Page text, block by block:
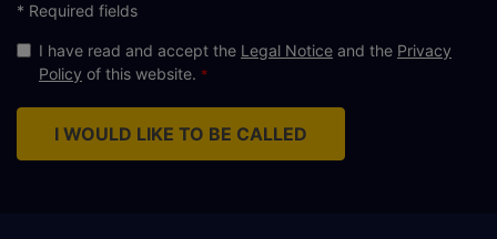
* Required fields
I have read and accept the Legal Notice and the Privacy
Policy of this website.
I WOULD LIKE TO BE CALLED